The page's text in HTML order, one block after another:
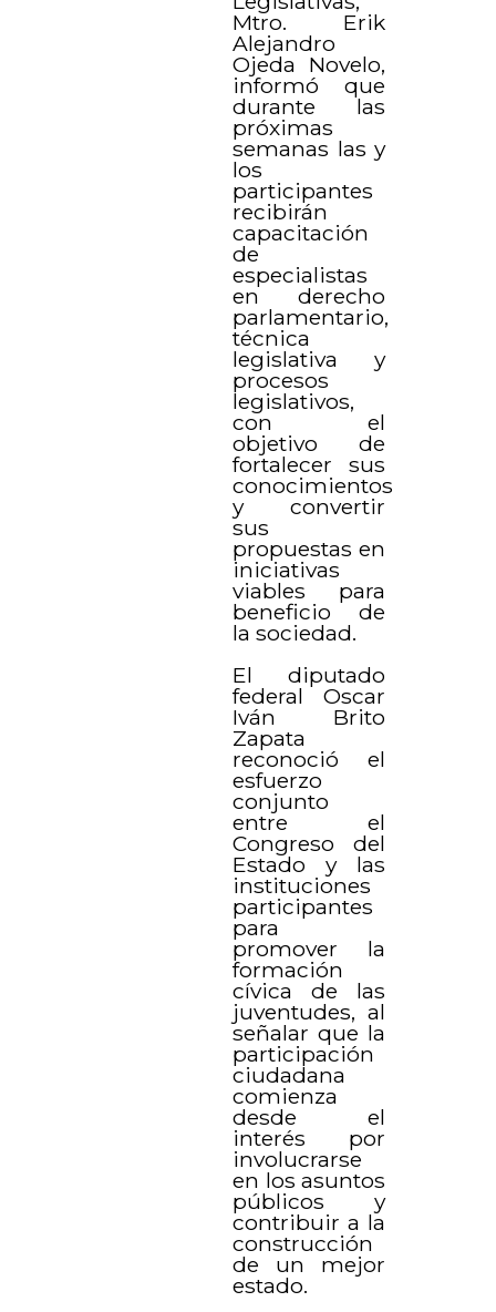
Mtro. Erik
Alejandro
Ojeda Novelo,
informó que
durante las
próximas
semanas las y
los
participantes
recibirán
capacitación
de
especialistas
en derecho
parlamentario,
técnica
legislativa y
procesos
legislativos,
con el
objetivo de
fortalecer sus
conocimientos
y convertir
sus
propuestas en
iniciativas
viables para
beneficio de
la sociedad.
El diputado
federal Oscar
Iván Brito
Zapata
reconoció el
esfuerzo
conjunto
entre el
Congreso del
Estado y las
instituciones
participantes
para
promover la
formación
cívica de las
juventudes, al
señalar que la
participación
ciudadana
comienza
desde el
interés por
involucrarse
en los asuntos
públicos y
contribuir a la
construcción
de un mejor
estado.